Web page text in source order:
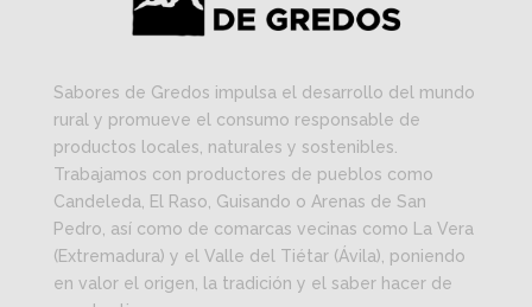
Sabores de Gredos impulsa el desarrollo del mundo
rural y promueve el consumo responsable de
productos locales, naturales y sostenibles.
Trabajamos con productores de pueblos como
Candeleda, El Raso, Guisando o Arenas de San
Pedro, así como de comarcas vecinas como La Vera
(Extremadura) y el Valle del Tiétar (Ávila), poniendo
en valor el origen, la tradición y el saber hacer de